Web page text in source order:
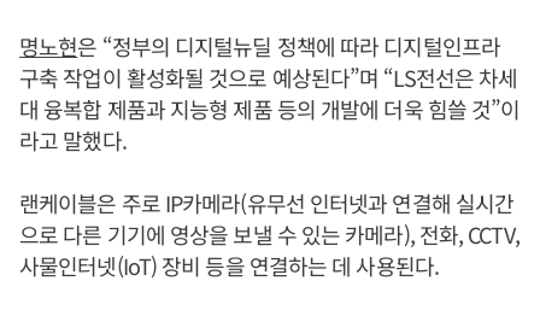
명노현은 “정부의 디지털뉴딜 정책에 따라 디지털인프라
구축 작업이 활성화될 것으로 예상된다”며 “LS전선은 차세
대 융복합 제품과 지능형 제품 등의 개발에 더욱 힘쓸 것”이
라고 말했다.
랜케이블은 주로 IP카메라(유무선 인터넷과 연결해 실시간
으로 다른 기기에 영상을 보낼 수 있는 카메라), 전화, CCTV,
사물인터넷(IoT) 장비 등을 연결하는 데 사용된다.